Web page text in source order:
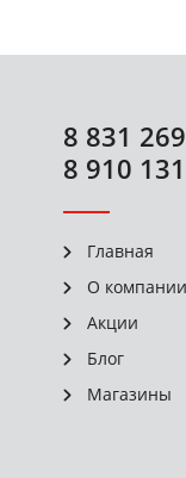
8 831
8 910
Главная
О компании
Акции
Блог
Магазины